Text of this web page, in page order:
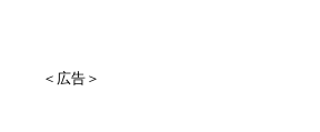
＜広告＞